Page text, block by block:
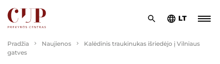
LT
Pradžia Naujienos
Kalėdinis traukinukas išriedėjo į Vilniaus
gatves